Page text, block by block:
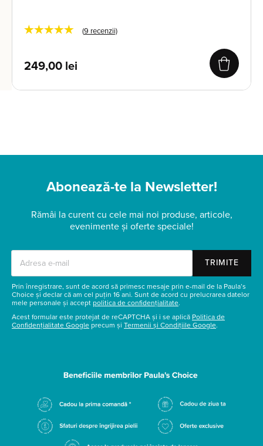
★★★★★ (9 recenzii)
249,00 lei
Abonează-te la Newsletter!
Rămâi la curent cu cele mai noi produse, articole,
evenimente și oferte speciale!
TRIMITE
Prin înregistrare, sunt de acord să primesc mesaje prin e-mail de la Paula’s
Choice și declar că am cel puțin 16 ani. Sunt de acord cu prelucrarea datelor
mele personale și accept politica de confidențialitate.
Acest formular este protejat de reCAPTCHA și i se aplică Politica de
Confidențialitate Google precum și Termenii și Condițiile Google.